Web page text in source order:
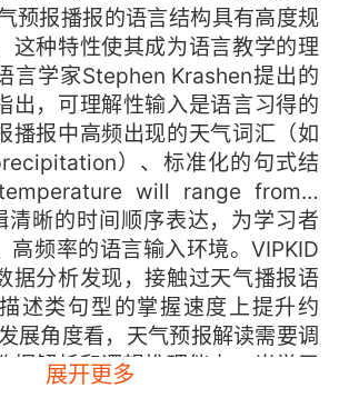
预报播报的语言结构具有高度规
这种特性使其成为语言教学的理
言学家Stephen Krashen提出的
出，可理解性输入是语言习得的
播报中高频出现的天气词汇（如
）、标准化的句式结
will range from…
晰的时间顺序表达，为学习者
高频率的语言输入环境。VIPKID
据分析发现，接触过天气播报语
述类句型的掌握速度上提升约
展角度看，天气预报解读需要调
据解析和逻辑推理能力。当学习
is moving southward from
展开更多